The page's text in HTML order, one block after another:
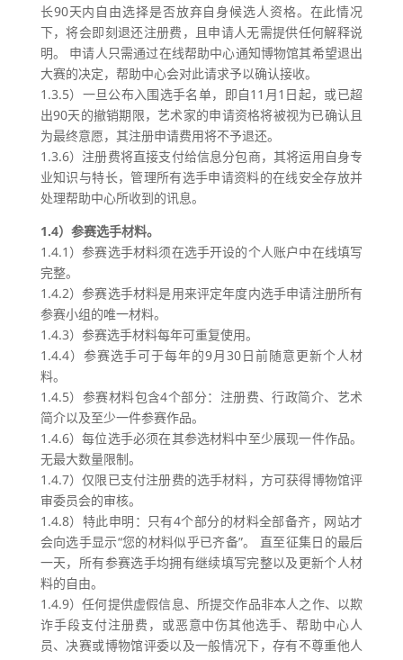
长90天内自由选择是否放弃自身候选人资格。在此情况
下，将会即刻退还注册费，且申请人无需提供任何解释说
明。 申请人只需通过在线帮助中心通知博物馆其希望退出
大赛的决定，帮助中心会对此请求予以确认接收。
1.3.5）一旦公布入围选手名单，即自11月1日起，或已超
出90天的撤销期限，艺术家的申请资格将被视为已确认且
为最终意愿，其注册申请费用将不予退还。
1.3.6）注册费将直接支付给信息分包商，其将运用自身专
业知识与特长，管理所有选手申请资料的在线安全存放并
处理帮助中心所收到的讯息。
1.4）参赛选手材料。
1.4.1）参赛选手材料须在选手开设的个人账户中在线填写
完整。
1.4.2）参赛选手材料是用来评定年度内选手申请注册所有
参赛小组的唯一材料。
1.4.3）参赛选手材料每年可重复使用。
1.4.4）参赛选手可于每年的9月30日前随意更新个人材
料。
1.4.5）参赛材料包含4个部分：注册费、行政简介、艺术
简介以及至少一件参赛作品。
1.4.6）每位选手必须在其参选材料中至少展现一件作品。
无最大数量限制。
1.4.7）仅限已支付注册费的选手材料，方可获得博物馆评
审委员会的审核。
1.4.8）特此申明：只有4个部分的材料全部备齐，网站才
会向选手显示“您的材料似乎已齐备”。 直至征集日的最后
一天，所有参赛选手均拥有继续填写完整以及更新个人材
料的自由。
1.4.9）任何提供虚假信息、所提交作品非本人之作、以欺
诈手段支付注册费，或恶意中伤其他选手、帮助中心人
员、决赛或博物馆评委以及一般情况下，存有不尊重他人